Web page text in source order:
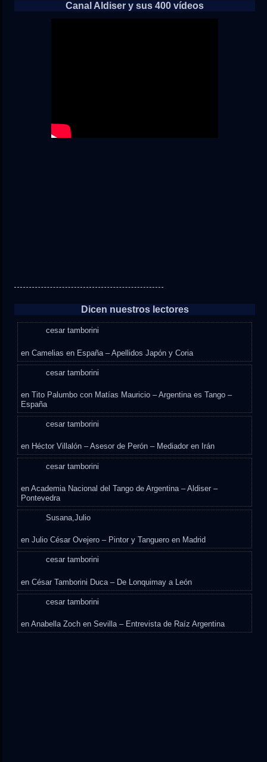
Canal Aldiser y sus 400 vídeos
Dicen nuestros lectores
cesar tamborini
enCamelias en España – Apellidos Japón y Coria
cesar tamborini
enTito Palumbo con Matías Mauricio – Argentina es Tango –
España
cesar tamborini
en Héctor Villalón – Asesor de Perón – Mediador en Irán
cesar tamborini
enAcademia Nacional del Tango de Argentina – Aldiser –
Pontevedra
Susana,Julio
enJulio César Ovejero – Pintor y Tanguero en Madrid
cesar tamborini
enCésar Tamborini Duca – De Lonquimay a León
cesar tamborini
enAnabella Zoch en Sevilla – Entrevista de Raíz Argentina